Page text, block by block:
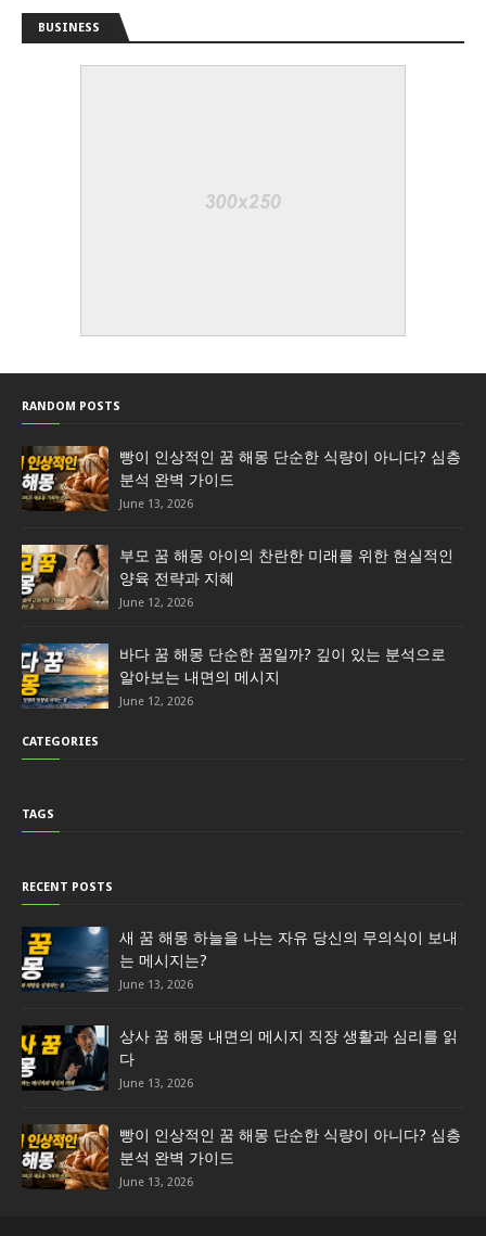
BUSINESS
RANDOM POSTS
빵이 인상적인 꿈 해몽 단순한 식량이 아니다? 심층
분석 완벽 가이드
June 13, 2026
부모 꿈 해몽 아이의 찬란한 미래를 위한 현실적인
양육 전략과 지혜
June 12, 2026
바다 꿈 해몽 단순한 꿈일까? 깊이 있는 분석으로
알아보는 내면의 메시지
June 12, 2026
CATEGORIES
TAGS
RECENT POSTS
새 꿈 해몽 하늘을 나는 자유 당신의 무의식이 보내
는 메시지는?
June 13, 2026
상사 꿈 해몽 내면의 메시지 직장 생활과 심리를 읽
다
June 13, 2026
빵이 인상적인 꿈 해몽 단순한 식량이 아니다? 심층
분석 완벽 가이드
June 13, 2026